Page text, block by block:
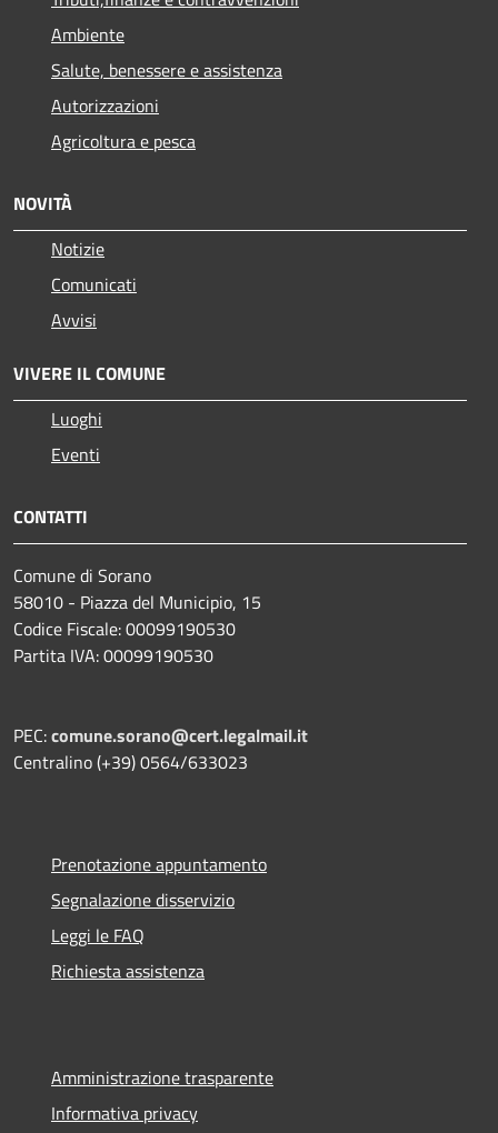
Ambiente
Salute, benessere e assistenza
Autorizzazioni
Agricoltura e pesca
NOVITÀ
Notizie
Comunicati
Avvisi
VIVERE IL COMUNE
Luoghi
Eventi
CONTATTI
Comune di Sorano
58010 - Piazza del Municipio, 15
Codice Fiscale: 00099190530
Partita IVA: 00099190530
PEC:comune.sorano@cert.legalmail.it
Centralino (+39) 0564/633023
Prenotazione appuntamento
Segnalazione disservizio
Leggi le FAQ
Richiesta assistenza
Amministrazione trasparente
Informativa privacy